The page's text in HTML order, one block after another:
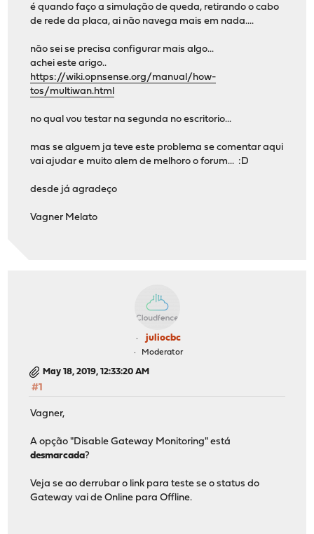
é quando faço a simulação de queda, retirando o cabo
de rede da placa, ai não navega mais em nada....
não sei se precisa configurar mais algo...
achei este arigo..
https://wiki.opnsense.org/manual/how-
tos/multiwan.html
no qual vou testar na segunda no escritorio...
mas se alguem ja teve este problema se comentar aqui
vai ajudar e muito alem de melhoro o forum... :D
desde já agradeço
Vagner Melato
juliocbc
Moderator
May 18, 2019, 12:33:20 AM
#1
Vagner,
A opção "Disable Gateway Monitoring" está
desmarcada?
Veja se ao derrubar o link para teste se o status do
Gateway vai de Online para Offline.